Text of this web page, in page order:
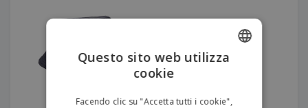
Questo sito web utilizza
cookie
Facendo clic su "Accetta tutti i cookie",